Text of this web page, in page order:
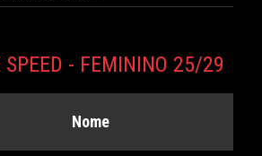
SPEED - FEMININO 25/29
Nome